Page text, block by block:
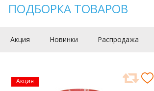
ПОДБОРКА ТОВАРОВ
Акция Новинки Распродажа
Акция